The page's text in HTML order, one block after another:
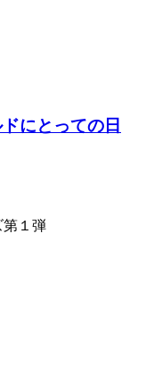
にとっての日
第１弾